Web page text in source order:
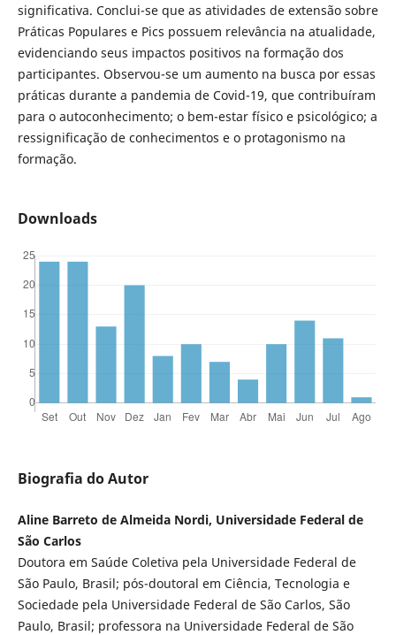
significativa. Conclui-se que as atividades de extensão sobre
Práticas Populares e Pics possuem relevância na atualidade,
evidenciando seus impactos positivos na formação dos
participantes. Observou-se um aumento na busca por essas
práticas durante a pandemia de Covid-19, que contribuíram
para o autoconhecimento; o bem-estar físico e psicológico; a
ressignificação de conhecimentos e o protagonismo na
formação.
Downloads
Biografia do Autor
Aline Barreto de Almeida Nordi, Universidade Federal de
São Carlos
Doutora em Saúde Coletiva pela Universidade Federal de
São Paulo, Brasil; pós-doutoral em Ciência, Tecnologia e
Sociedade pela Universidade Federal de São Carlos, São
Paulo, Brasil; professora na Universidade Federal de São